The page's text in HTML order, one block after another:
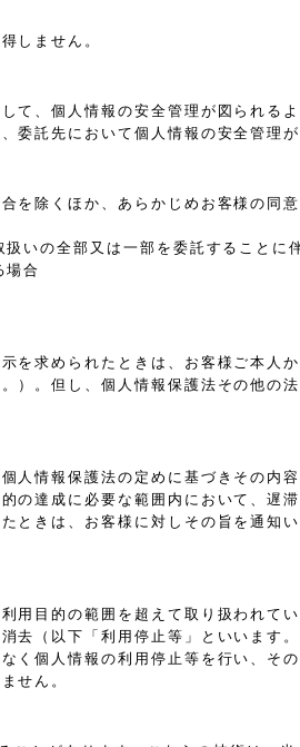
しません。
、個人情報の安全管理が図られる
託先において個人情報の安全管理
を除くほか、あらかじめお客様の同
いの全部又は一部を委託することに
場合
を求められたときは、お客様ご本人
）。但し、個人情報保護法その他の
人情報保護法の定めに基づきその内
の達成に必要な範囲内において、遅
きは、お客様に対しその旨を通知
用目的の範囲を超えて取り扱われて
去（以下「利用停止等」といいます
く個人情報の利用停止等を行い、そ
せん。